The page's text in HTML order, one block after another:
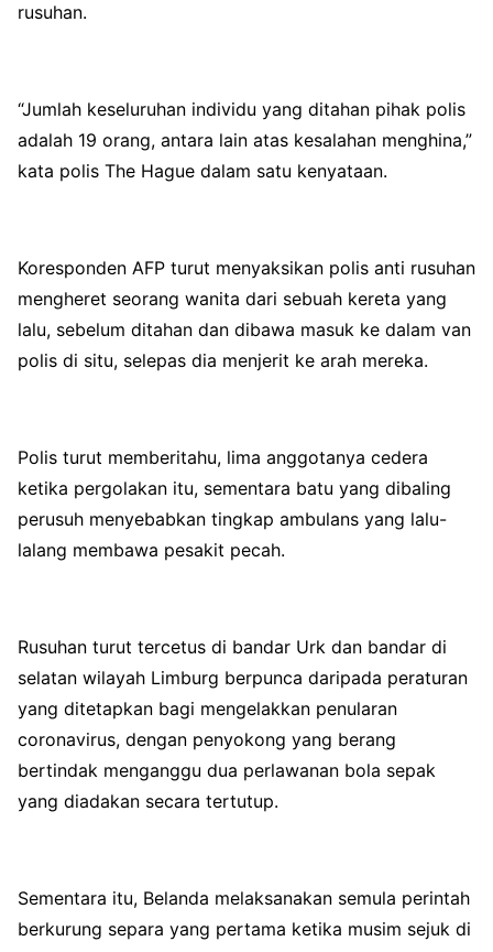
rusuhan.
“Jumlah keseluruhan individu yang ditahan pihak polis
adalah 19 orang, antara lain atas kesalahan menghina,”
kata polis The Hague dalam satu kenyataan.
Koresponden AFP turut menyaksikan polis anti rusuhan
mengheret seorang wanita dari sebuah kereta yang
lalu, sebelum ditahan dan dibawa masuk ke dalam van
polis di situ, selepas dia menjerit ke arah mereka.
Polis turut memberitahu, lima anggotanya cedera
ketika pergolakan itu, sementara batu yang dibaling
perusuh menyebabkan tingkap ambulans yang lalu-
lalang membawa pesakit pecah.
Rusuhan turut tercetus di bandar Urk dan bandar di
selatan wilayah Limburg berpunca daripada peraturan
yang ditetapkan bagi mengelakkan penularan
coronavirus, dengan penyokong yang berang
bertindak menganggu dua perlawanan bola sepak
yang diadakan secara tertutup.
Sementara itu, Belanda melaksanakan semula perintah
berkurung separa yang pertama ketika musim sejuk di